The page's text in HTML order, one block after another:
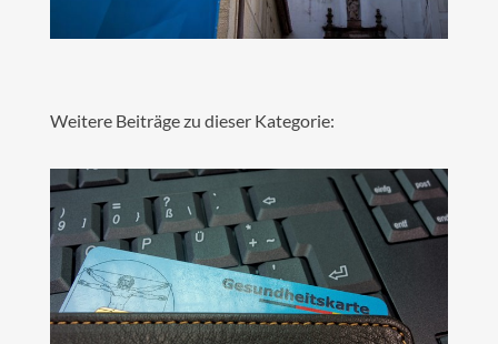
Weitere Beiträge zu dieser Kategorie: